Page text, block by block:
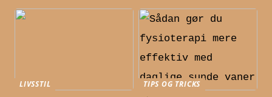
LIVSSTIL TIPS OG TRICKS